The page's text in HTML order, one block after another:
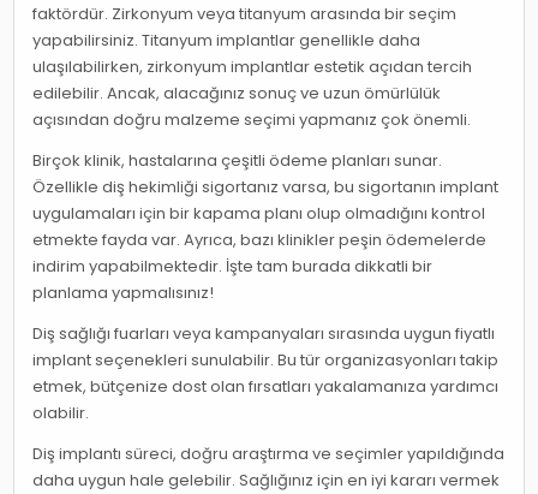
faktördür. Zirkonyum veya titanyum arasında bir seçim
yapabilirsiniz. Titanyum implantlar genellikle daha
ulaşılabilirken, zirkonyum implantlar estetik açıdan tercih
edilebilir. Ancak, alacağınız sonuç ve uzun ömürlülük
açısından doğru malzeme seçimi yapmanız çok önemli.
Birçok klinik, hastalarına çeşitli ödeme planları sunar.
Özellikle diş hekimliği sigortanız varsa, bu sigortanın implant
uygulamaları için bir kapama planı olup olmadığını kontrol
etmekte fayda var. Ayrıca, bazı klinikler peşin ödemelerde
indirim yapabilmektedir. İşte tam burada dikkatli bir
planlama yapmalısınız!
Diş sağlığı fuarları veya kampanyaları sırasında uygun fiyatlı
implant seçenekleri sunulabilir. Bu tür organizasyonları takip
etmek, bütçenize dost olan fırsatları yakalamanıza yardımcı
olabilir.
Diş implantı süreci, doğru araştırma ve seçimler yapıldığında
daha uygun hale gelebilir. Sağlığınız için en iyi kararı vermek